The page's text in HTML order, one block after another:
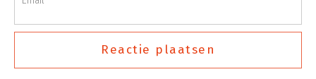
Reactie plaatsen